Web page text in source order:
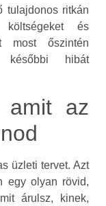
tulajdonos ritkán
és
most őszintén
későbbi hibát
amit az
üzleti tervet. Azt
egy olyan rövid,
árulsz, kinek,